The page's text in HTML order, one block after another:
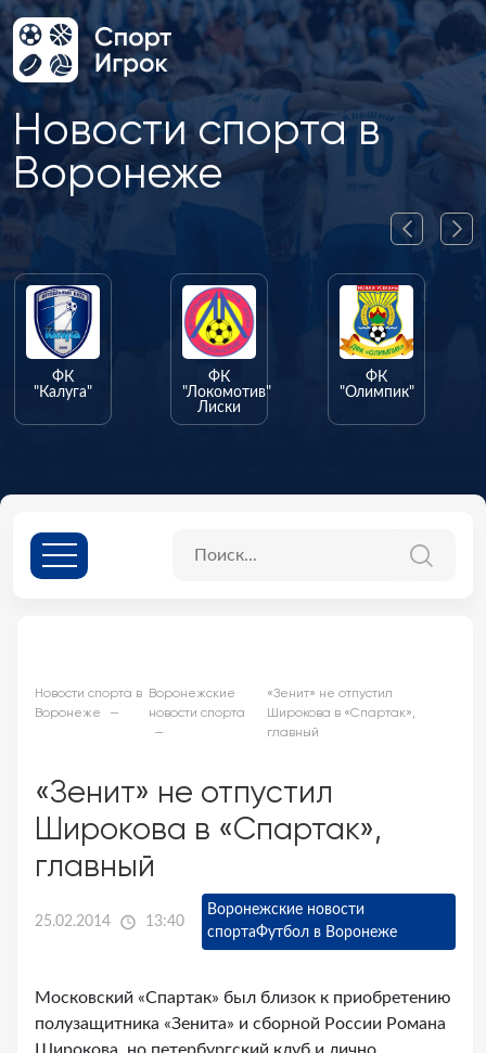
Новости спорта в
Воронеже
ФК
"Калуга"
ФК
"Локомотив"
Лиски
ФК
"Олимпик"
Новости спорта в
Воронеже
Воронежские
новости спорта
«Зенит» не отпустил
Широкова в «Спартак»,
главный
«Зенит» не отпустил
Широкова в «Спартак»,
главный
25.02.2014 13:40
Воронежские новости
спортаФутбол в Воронеже
Московский «Спартак» был близок к приобретению
полузащитника «Зенита» и сборной России Романа